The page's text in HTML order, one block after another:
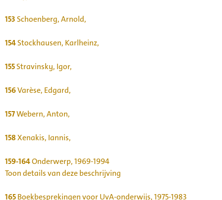
153 Schoenberg, Arnold,
154Stockhausen, Karlheinz,
155Stravinsky, Igor,
156Varèse, Edgard,
157Webern, Anton,
158Xenakis, Iannis,
159-164Onderwerp, 1969-1994
Toon details van deze beschrijving
165Boekbesprekingen voor UvA-onderwijs, 1975-1983